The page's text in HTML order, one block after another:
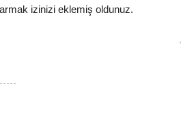
izinizi eklemiş oldunuz.